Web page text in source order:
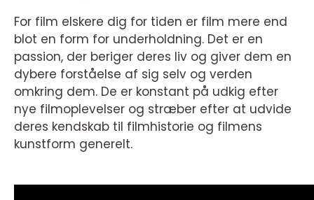
For film elskere dig for tiden er film mere end
blot en form for underholdning. Det er en
passion, der beriger deres liv og giver dem en
dybere forståelse af sig selv og verden
omkring dem. De er konstant på udkig efter
nye filmoplevelser og stræber efter at udvide
deres kendskab til filmhistorie og filmens
kunstform generelt.